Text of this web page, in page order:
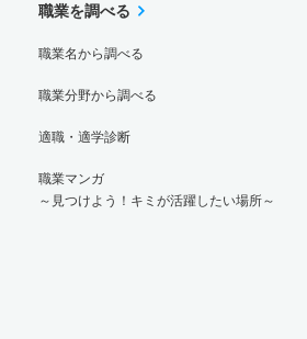
職業を調べる
職業名から調べる
職業分野から調べる
適職・適学診断
職業マンガ
～見つけよう！キミが活躍したい場所～